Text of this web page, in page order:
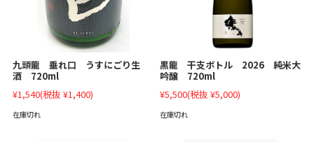
九頭龍 垂れ口 うすにごり生
酒 720ml
¥1,540(税抜 ¥1,400)
在庫切れ
黒龍 干支ボトル 2026 純米大
吟醸 720ml
¥5,500(税抜 ¥5,000)
在庫切れ